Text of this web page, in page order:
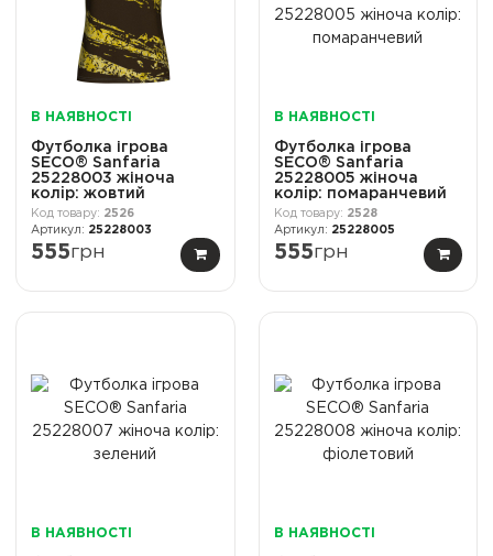
В НАЯВНОСТІ
Футболка ігрова
SECO® Sanfaria
25228003 жіноча
колiр: жовтий
2526
25228003
555грн
В НАЯВНОСТІ
Футболка ігрова
SECO® Sanfaria
25228005 жіноча
колiр: помаранчевий
2528
25228005
555грн
В НАЯВНОСТІ В НАЯВНОСТІ